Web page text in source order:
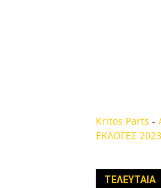
Kritos Parts -
ΕΚΛΟΓΕΣ 2023
ΤΕΛΕΥΤΑΙΑ